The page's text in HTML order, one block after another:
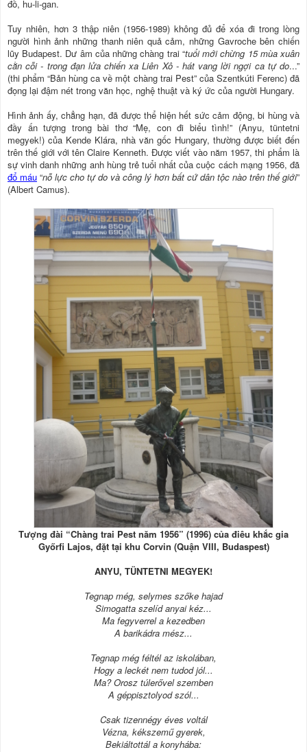
đồ, hu-li-gan.
Tuy nhiên, hơn 3 thập niên (1956-1989) không đủ để xóa đi trong lòng
người hình ảnh những thanh niên quả cảm, những Gavroche bên chiến
lũy Budapest. Dư âm của những chàng trai “tuổi mới chừng 15 mùa xuân
cằn cỗi - trong đạn lửa chiến xa Liên Xô - hát vang lời ngợi ca tự do...”
(thi phẩm “Bản hùng ca về một chàng trai Pest” của Szentkúti Ferenc) đã
đọng lại đậm nét trong văn học, nghệ thuật và ký ức của người Hungary.
Hình ảnh ấy, chẳng hạn, đã được thể hiện hết sức cảm động, bi hùng và
đầy ấn tượng trong bài thơ “Mẹ, con đi biểu tình!” (Anyu, tüntetni
megyek!) của Kende Klára, nhà văn gốc Hungary, thường được biết đến
trên thế giới với tên Claire Kenneth. Ðược viết vào năm 1957, thi phẩm là
sự vinh danh những anh hùng trẻ tuổi nhất của cuộc cách mạng 1956, đã
đổ máu “nỗ lực cho tự do và công lý hơn bất cứ dân tộc nào trên thế giới”
(Albert Camus).
Tượng đài “Chàng trai Pest năm 1956” (1996) của điêu khắc gia
Győrfi Lajos, đặt tại khu Corvin (Quận VIII, Budaspest)
ANYU, TÜNTETNI MEGYEK!
Tegnap még, selymes szőke hajad
Simogatta szelíd anyai kéz...
Ma fegyverrel a kezedben
A barikádra mész...
Tegnap még féltél az iskolában,
Hogy a leckét nem tudod jól...
Ma? Orosz túlerővel szemben
A géppisztolyod szól...
Csak tizennégy éves voltál
Vézna, kékszemű gyerek,
Bekiáltottál a konyhába: